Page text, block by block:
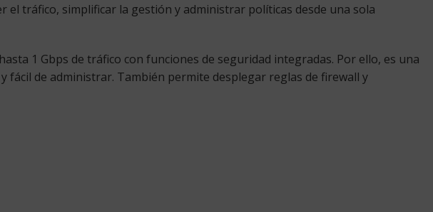
tráfico, simplificar la gestión y administrar políticas desde una sola
1 Gbps de tráfico con funciones de seguridad integradas. Por ello, es una
de administrar. También permite desplegar reglas de firewall y